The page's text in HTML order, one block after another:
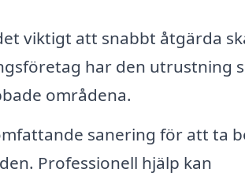
viktigt att snabbt åtgärda
har den utrustning
områdena.
sanering för att ta
Professionell hjälp kan